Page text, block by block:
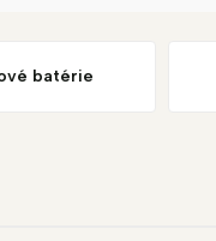
batérie